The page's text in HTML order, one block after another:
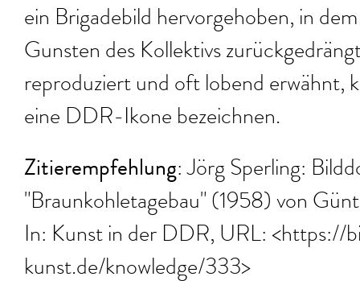
ein Brigadebild hervorgehoben, in
Gunsten des Kollektivs
reproduziert und oft lobend erwähnt,
eine DDR-Ikone bezeichnen.
Zitierempfehlung: Jörg Sperling:
"Braunkohletagebau" (1958) von
In: Kunst in der DDR, URL: <https://
kunst.de/knowledge/333>